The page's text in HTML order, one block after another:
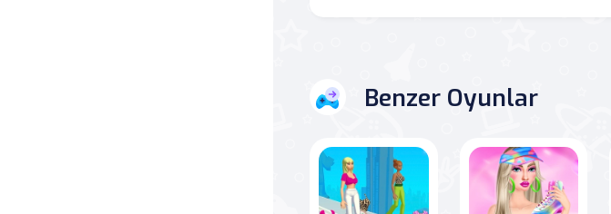
Benzer Oyunlar